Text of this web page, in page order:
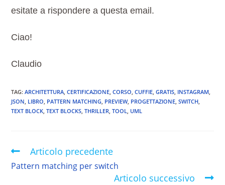
esitate a rispondere a questa email.
Ciao!
Claudio
TAG:ARCHITETTURA, CERTIFICAZIONE, CORSO, CUFFIE, GRATIS, INSTAGRAM,
JSON, LIBRO, PATTERN MATCHING, PREVIEW, PROGETTAZIONE, SWITCH,
TEXT BLOCK, TEXT BLOCKS, THRILLER, TOOL, UML
Articolo precedente
Pattern matching per switch
Articolo successivo